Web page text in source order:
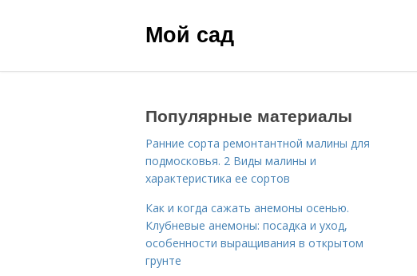
Мой сад
Популярные материалы
Ранние сорта ремонтантной малины для
подмосковья. 2 Виды малины и
характеристика ее сортов
Как и когда сажать анемоны осенью.
Клубневые анемоны: посадка и уход,
особенности выращивания в открытом
грунте